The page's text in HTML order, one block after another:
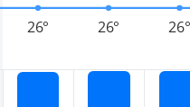
26° 26° 26°